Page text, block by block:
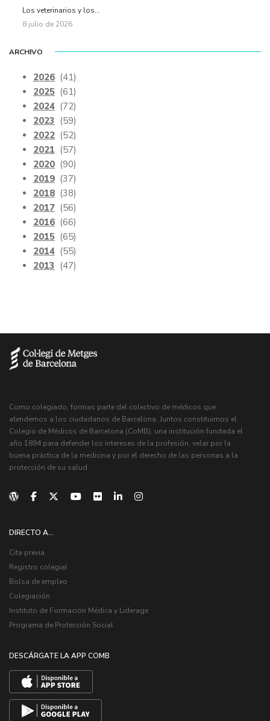
Los veterinarios y los...
8 julio de 2026
ARCHIVO
2026 (41)
2025 (61)
2024 (72)
2023 (59)
2022 (52)
2021 (57)
2020 (90)
2019 (37)
2018 (38)
2017 (56)
2016 (66)
2015 (65)
2014 (55)
2013 (47)
Como colegiado, formas parte del colectivo de médicos que
atendemos a los ciudadanos de Barcelona. Juntos constituimos el
Colegio de Médicos de Barcelona (CoMB), una institución fundada el
año 1894 para defender los intereses de la profesión, velar por la
buena práctica de la medicina y por el derecho de las personas a la
protección de su salud.
DIRECTO A...
Cita previa
Registro colegial
Bolsa de empleo
Colegiación
Instituto de Formación Médica y Liderage
Programa de Protección Social
DESCÁRGATE LA APP COMB